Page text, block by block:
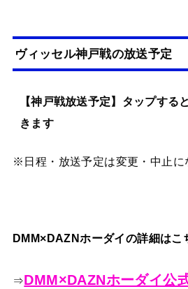
ヴィッセル神戸戦の放送予定
【神戸戦放送予定】タップする
きます
※日程・放送予定は変更・中止に
DMM×DAZNホーダイの詳細はこ
⇒DMM×DAZNホーダイ公